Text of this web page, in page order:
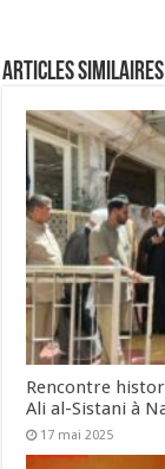
Articles similaires
Rencontre
Ali al-Sistani à
17 mai 2025